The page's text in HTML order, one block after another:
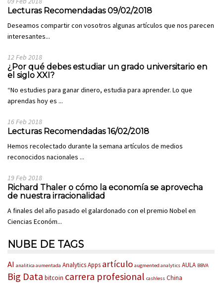
Lecturas Recomendadas 09/02/2018
Deseamos compartir con vosotros algunas artículos que nos parecen
interesantes...
12 Feb 2018
¿Por qué debes estudiar un grado universitario en
el siglo XXI?
“No estudies para ganar dinero, estudia para aprender. Lo que
aprendas hoy es ...
16 Feb 2018
Lecturas Recomendadas 16/02/2018
Hemos recolectado durante la semana artículos de medios
reconocidos nacionales ...
19 Feb 2018
Richard Thaler o cómo la economía se aprovecha
de nuestra irracionalidad
A finales del año pasado el galardonado con el premio Nobel en
Ciencias Económ...
NUBE DE TAGS
AI analitica aumentada AnalyticsApps artículo augmented analytics AULA BBVA
Big Data bitcoin carrera profesional cashless China